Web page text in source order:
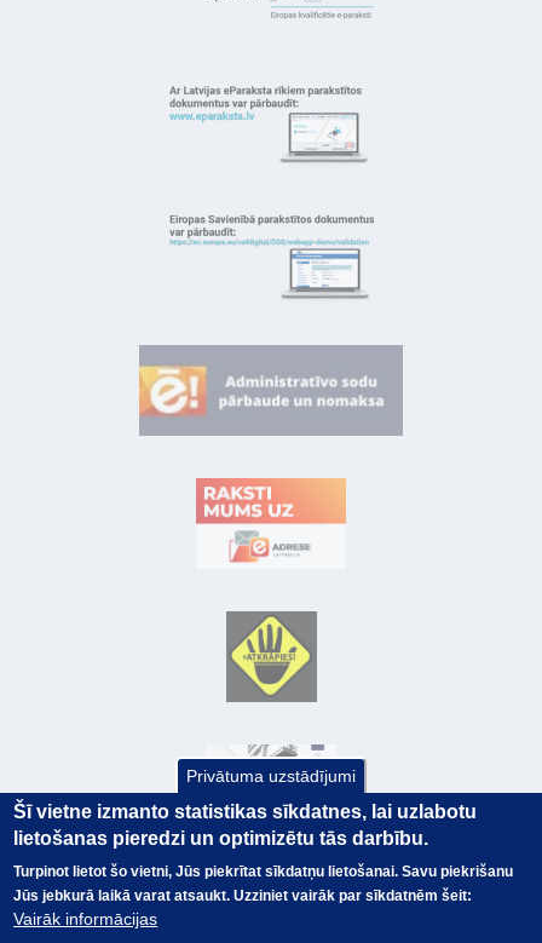
© Valsts kase 2017
Visas tiesības
EK GRĀMATVEDĪBAS KURSS
Privātuma uzstādījumi
Šī vietne izmanto statistikas sīkdatnes, lai uzlabotu
lietošanas pieredzi un optimizētu tās darbību.
Turpinot lietot šo vietni, Jūs piekrītat sīkdatņu lietošanai. Savu piekrišanu
Jūs jebkurā laikā varat atsaukt. Uzziniet vairāk par sīkdatnēm šeit:
Vairāk informācijas